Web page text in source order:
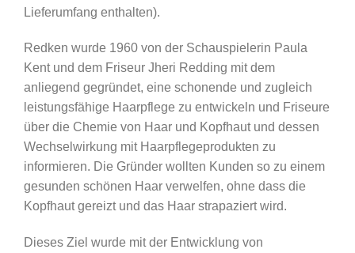
Lieferumfang enthalten).
Redken wurde 1960 von der Schauspielerin Paula
Kent und dem Friseur Jheri Redding mit dem
anliegend gegründet, eine schonende und zugleich
leistungsfähige Haarpflege zu entwickeln und Friseure
über die Chemie von Haar und Kopfhaut und dessen
Wechselwirkung mit Haarpflegeprodukten zu
informieren. Die Gründer wollten Kunden so zu einem
gesunden schönen Haar verwelfen, ohne dass die
Kopfhaut gereizt und das Haar strapaziert wird.
Dieses Ziel wurde mit der Entwicklung von